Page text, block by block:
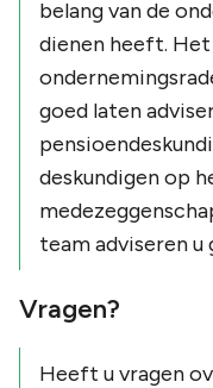
belang van de
dienen heeft.
goed laten
deskundigen op
team adviseren u
Vragen?
Heeft u vragen